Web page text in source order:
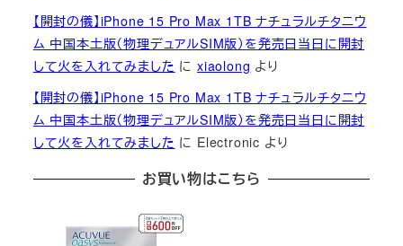
【開封の儀】iPhone 15 Pro Max 1TB ナチュラルチタニウ
ム 中国本土版（物理デュアルSIM版）を発売日当日に開封
して火を入れてみました にxiaolong より
【開封の儀】iPhone 15 Pro Max 1TB ナチュラルチタニウ
ム 中国本土版（物理デュアルSIM版）を発売日当日に開封
して火を入れてみました に Electronic より
お買い物はこちら